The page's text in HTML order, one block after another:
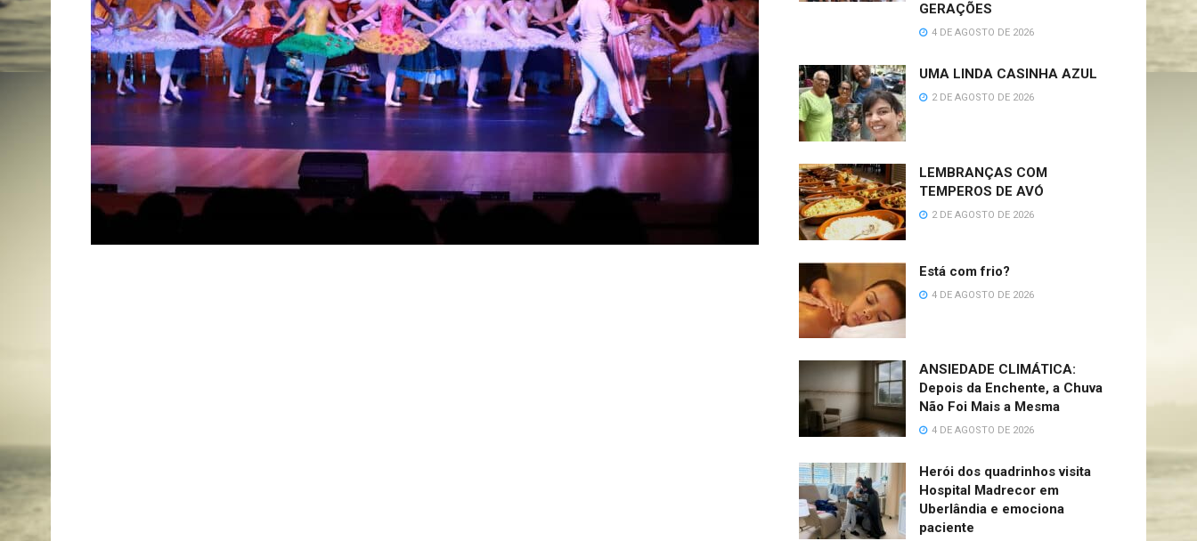
GERAÇÕES
4 DE AGOSTO DE 2026
UMA LINDA CASINHA AZUL
2 DE AGOSTO DE 2026
LEMBRANÇAS COM
TEMPEROS DE AVÓ
2 DE AGOSTO DE 2026
Está com frio?
4 DE AGOSTO DE 2026
ANSIEDADE CLIMÁTICA:
Depois da Enchente, a Chuva
Não Foi Mais a Mesma
4 DE AGOSTO DE 2026
Herói dos quadrinhos visita
Hospital Madrecor em
Uberlândia e emociona
paciente